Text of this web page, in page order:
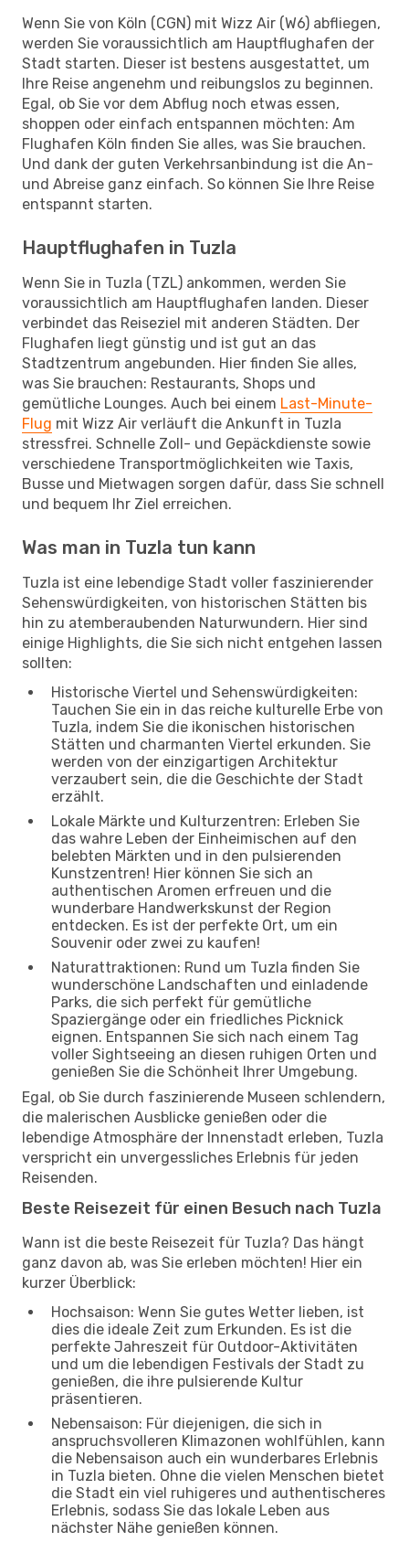
Wenn Sie von Köln (CGN) mit Wizz Air (W6) abfliegen,
werden Sie voraussichtlich am Hauptflughafen der
Stadt starten. Dieser ist bestens ausgestattet, um
Ihre Reise angenehm und reibungslos zu beginnen.
Egal, ob Sie vor dem Abflug noch etwas essen,
shoppen oder einfach entspannen möchten: Am
Flughafen Köln finden Sie alles, was Sie brauchen.
Und dank der guten Verkehrsanbindung ist die An-
und Abreise ganz einfach. So können Sie Ihre Reise
entspannt starten.
Hauptflughafen in Tuzla
Wenn Sie in Tuzla (TZL) ankommen, werden Sie
voraussichtlich am Hauptflughafen landen. Dieser
verbindet das Reiseziel mit anderen Städten. Der
Flughafen liegt günstig und ist gut an das
Stadtzentrum angebunden. Hier finden Sie alles,
was Sie brauchen: Restaurants, Shops und
gemütliche Lounges. Auch bei einem Last-Minute-
Flug mit Wizz Air verläuft die Ankunft in Tuzla
stressfrei. Schnelle Zoll- und Gepäckdienste sowie
verschiedene Transportmöglichkeiten wie Taxis,
Busse und Mietwagen sorgen dafür, dass Sie schnell
und bequem Ihr Ziel erreichen.
Was man in Tuzla tun kann
Tuzla ist eine lebendige Stadt voller faszinierender
Sehenswürdigkeiten, von historischen Stätten bis
hin zu atemberaubenden Naturwundern. Hier sind
einige Highlights, die Sie sich nicht entgehen lassen
sollten:
Historische Viertel und Sehenswürdigkeiten:
Tauchen Sie ein in das reiche kulturelle Erbe von
Tuzla, indem Sie die ikonischen historischen
Stätten und charmanten Viertel erkunden. Sie
werden von der einzigartigen Architektur
verzaubert sein, die die Geschichte der Stadt
erzählt.
Lokale Märkte und Kulturzentren: Erleben Sie
das wahre Leben der Einheimischen auf den
belebten Märkten und in den pulsierenden
Kunstzentren! Hier können Sie sich an
authentischen Aromen erfreuen und die
wunderbare Handwerkskunst der Region
entdecken. Es ist der perfekte Ort, um ein
Souvenir oder zwei zu kaufen!
Naturattraktionen: Rund um Tuzla finden Sie
wunderschöne Landschaften und einladende
Parks, die sich perfekt für gemütliche
Spaziergänge oder ein friedliches Picknick
eignen. Entspannen Sie sich nach einem Tag
voller Sightseeing an diesen ruhigen Orten und
genießen Sie die Schönheit Ihrer Umgebung.
Egal, ob Sie durch faszinierende Museen schlendern,
die malerischen Ausblicke genießen oder die
lebendige Atmosphäre der Innenstadt erleben, Tuzla
verspricht ein unvergessliches Erlebnis für jeden
Reisenden.
Beste Reisezeit für einen Besuch nach Tuzla
Wann ist die beste Reisezeit für Tuzla? Das hängt
ganz davon ab, was Sie erleben möchten! Hier ein
kurzer Überblick:
Hochsaison: Wenn Sie gutes Wetter lieben, ist
dies die ideale Zeit zum Erkunden. Es ist die
perfekte Jahreszeit für Outdoor-Aktivitäten
und um die lebendigen Festivals der Stadt zu
genießen, die ihre pulsierende Kultur
präsentieren.
Nebensaison: Für diejenigen, die sich in
anspruchsvolleren Klimazonen wohlfühlen, kann
die Nebensaison auch ein wunderbares Erlebnis
in Tuzla bieten. Ohne die vielen Menschen bietet
die Stadt ein viel ruhigeres und authentischeres
Erlebnis, sodass Sie das lokale Leben aus
nächster Nähe genießen können.